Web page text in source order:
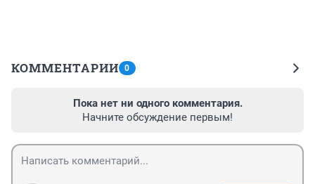
КОММЕНТАРИИ 0
Пока нет ни одного комментария.
Начните обсуждение первым!